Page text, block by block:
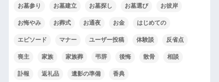
お墓参り お墓建立 お墓探し お墓選び お彼岸
お悔やみ お葬式 お通夜 お金 はじめての
エピソード マナー ユーザー投稿 体験談 反省点
喪主 家族 家族葬 弔辞 後悔 散骨 相談
訃報 返礼品 遺影の準備 香典